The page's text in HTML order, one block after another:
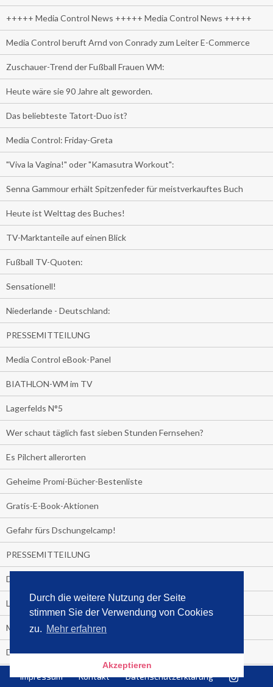
Durch die weitere Nutzung der Seite
stimmen Sie der Verwendung von Cookies
zu. Mehr erfahren
Akzeptieren
+++++ Media Control News +++++ Media Control News +++++
Media Control beruft Arnd von Conrady zum Leiter E-Commerce
Zuschauer-Trend der Fußball Frauen WM:
Heute wäre sie 90 Jahre alt geworden.
Das beliebteste Tatort-Duo ist?
Media Control: Friday-Greta
"Viva la Vagina!" oder "Kamasutra Workout":
Senna Gammour erhält Spitzenfeder für meistverkauftes Buch
Heute ist Welttag des Buches!
TV-Marktanteile auf einen Blick
Fußball TV-Quoten:
Sensationell!
Niederlande - Deutschland:
PRESSEMITTEILUNG
Media Control eBook-Panel
BIATHLON-WM im TV
Lagerfelds N°5
Wer schaut täglich fast sieben Stunden Fernsehen?
Es Pilchert allerorten
Geheime Promi-Bücher-Bestenliste
Gratis-E-Book-Aktionen
Gefahr fürs Dschungelcamp!
PRESSEMITTEILUNG
Deutschland im Handball-Fieber
Libri und Media Control verlängern Vertrag langfristig
Medienquiz:
Deutschlands Jahrescharts 2018
Die TV-Quotenkönige 2018
Impressum Kontakt Datenschutzerklärung